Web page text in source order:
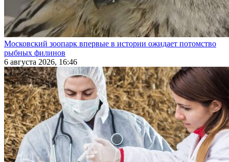
Московский зоопарк впервые в истории ожидает потомство
рыбных филинов
6 августа 2026, 16:46